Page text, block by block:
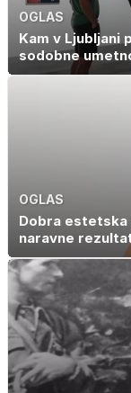
OGLAS
Kam v Ljubljani
sodobne
OGLAS
Dobra
naravne